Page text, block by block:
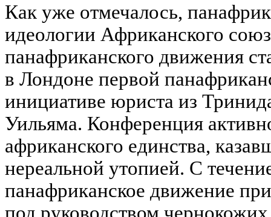
Как уже отмечалось,
идеологии Африканского
панафриканского движения
в Лондоне первой
инициативе юриста из
Уильяма. Конференция
африканского единства,
нереальной утопией. С
панафриканское движение